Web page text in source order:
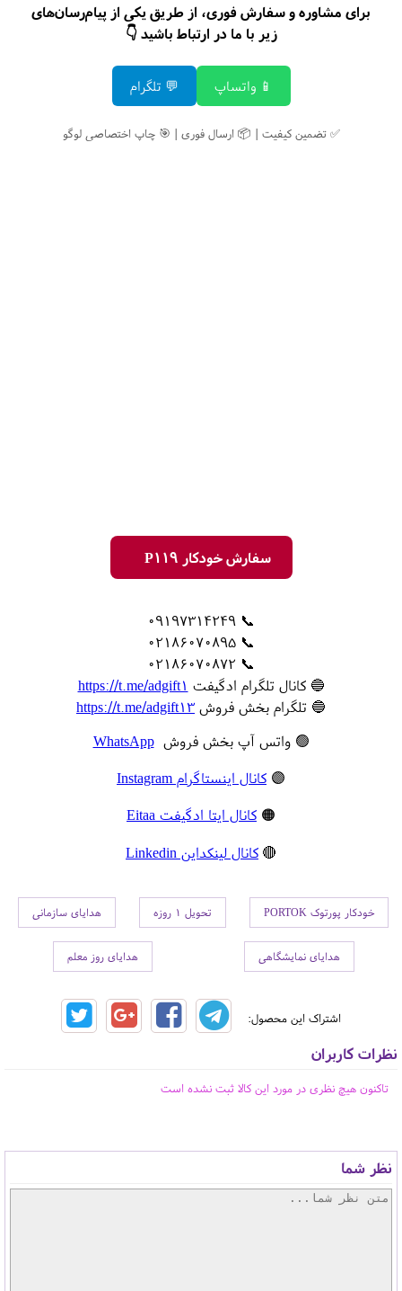
برای مشاوره و سفارش فوری، از طریق یکی از پیام‌رسان‌های
زیر با ما در ارتباط باشید 👇
📱 واتساپ 💬 تلگرام
✅ تضمین کیفیت | 📦 ارسال فوری | 🎯 چاپ اختصاصی لوگو
سفارش خودکار P119
📞 09197314249
📞 02186070895
📞 02186070872
🔵 کانال تلگرام ادگیفت https://t.me/adgift1
🔵 تلگرام بخش فروش https://t.me/adgift13
🟢 واتس آپ بخش فروشWhatsApp
🟣 کانال اینستاگرام Instagram
🟠 کانال ایتا ادگیفت Eitaa
🔴 کانال لینکداین Linkedin
خودکار پورتوک PORTOK تحویل 1 روزه هدایای سازمانی
هدایای نمایشگاهی هدایای روز معلم
اشتراک این محصول:
نظرات کاربران
تاکنون هیچ نظری در مورد این کالا ثبت نشده است
نظر شما